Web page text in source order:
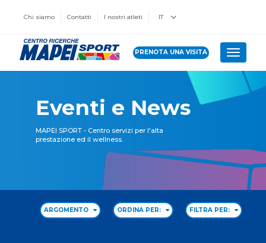
Chi siamo Contatti I nostri atleti IT
PRENOTA UNA VISITA Toggle
Eventi e News
MAPEI SPORT - Centro servizi per l'alta
prestazione ed il wellness.
ARGOMENTO ORDINA PER: FILTRA PER: